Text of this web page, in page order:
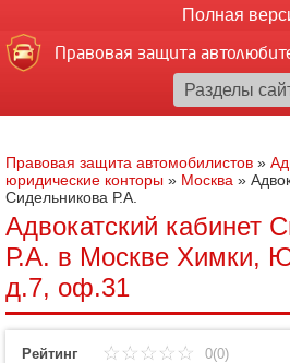
Полная
Правовая защита
Правовая защита автомобилистов »
юридические конторы » Москва »
Сидельникова Р.А.
Адвокатский кабинет
Р.А. в Москве Химки,
д.7, оф.31
Рейтинг
0(0)